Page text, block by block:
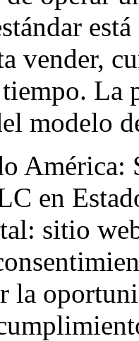
vender,
La
modelo
América:
en
sitio
la